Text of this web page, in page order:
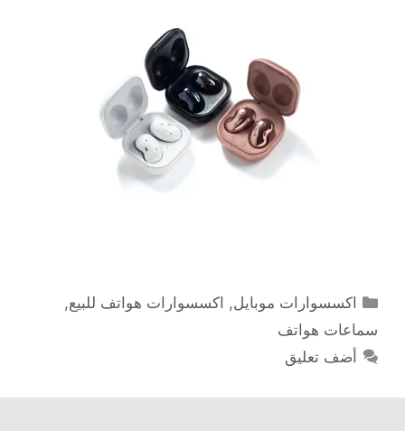
التصنيفات
اكسسوارات موبايل, اكسسوارات هواتف للبيع,
سماعات هواتف
أضف تعليق